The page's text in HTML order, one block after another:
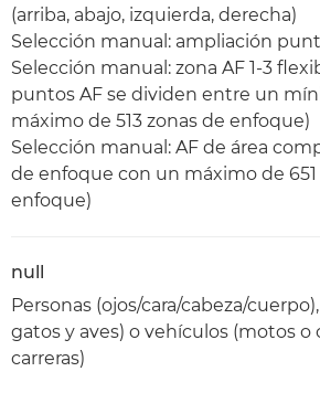
(arriba, abajo, izquierda, derecha)
Selección manual: ampliación
Selección manual: zona AF 1-3
puntos AF se dividen entre un
máximo de 513 zonas de enfoque)
Selección manual: AF de área
de enfoque con un máximo de 651
enfoque)
null
Personas (ojos/cara/cabeza/
gatos y aves) o vehículos (motos o
carreras)